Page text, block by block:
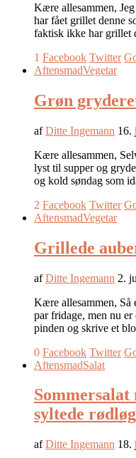
Kære allesammen,
har fået grillet denne
faktisk ikke har grillet
1 Facebook Twitter
AftensmadVegetar
Grøn
afDitte Ingemann 16.
Kære allesammen,
lyst til supper og
og kold søndag som
2 Facebook Twitter
AftensmadVegetar
Grillede
afDitte Ingemann 2.
Kære allesammen, Så
par fridage, men nu
pinden og skrive et
0 Facebook Twitter
AftensmadSalat
syltede rødløg
afDitte Ingemann 18.